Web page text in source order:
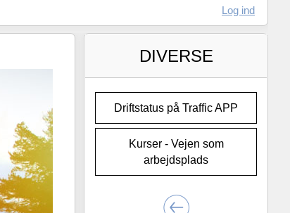
Log ind
DIVERSE
Driftstatus på Traffic APP
Kurser - Vejen som
arbejdsplads